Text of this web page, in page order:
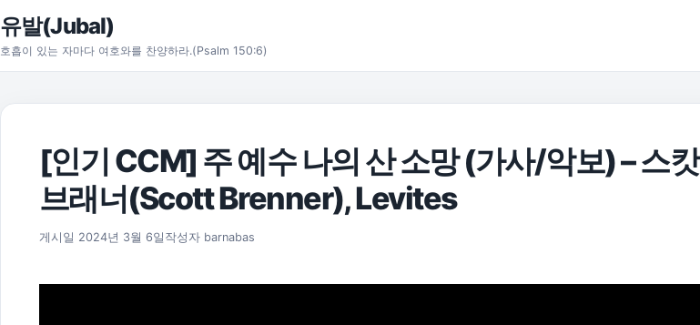
본문으로 건너뛰기
유발(Jubal)
호흡이 있는 자마다 여호와를 찬양하라.(Psalm 150:6)
[인기 CCM] 주 예수 나의 산 소망 (가사/악보) – 스캇
브래너(Scott Brenner), Levites
게시일 2024년 3월 6일 2026년 3월 15일
작성자 barnabas